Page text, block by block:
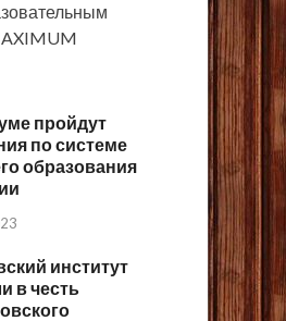
пройдут
по системе
образования
институт
в честь